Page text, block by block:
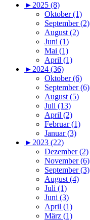
► 2025 (8)
Oktober (1)
September (2)
August (2)
Juni (1)
Mai (1)
April (1)
► 2024 (36)
Oktober (6)
September (6)
August (5)
Juli (13)
April (2)
Februar (1)
Januar (3)
► 2023 (22)
Dezember (2)
November (6)
September (3)
August (4)
Juli (1)
Juni (3)
April (1)
März (1)